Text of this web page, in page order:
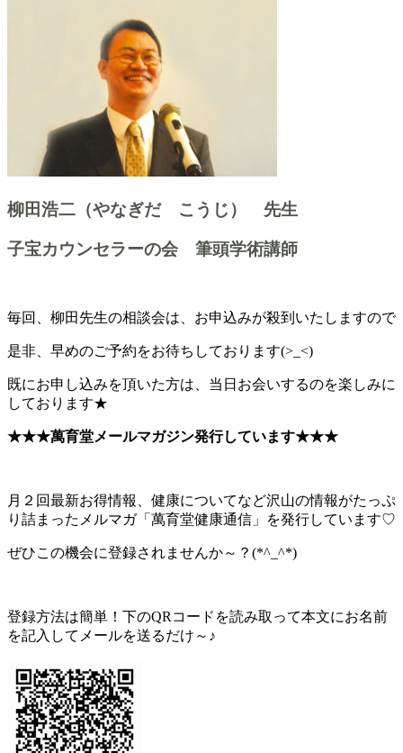
柳田浩二（やなぎだ こうじ） 先生
子宝カウンセラーの会 筆頭学術講師
毎回、柳田先生の相談会は、お申込みが殺到いたしますので
是非、早めのご予約をお待ちしております(>_<)
既にお申し込みを頂いた方は、当日お会いするのを楽しみに
しております★
★★★萬育堂メールマガジン発行しています★★★
月２回最新お得情報、健康についてなど沢山の情報がたっぷ
り詰まったメルマガ「萬育堂健康通信」を発行しています♡
ぜひこの機会に登録されませんか～？(*^_^*)
登録方法は簡単！下のQRコードを読み取って本文にお名前
を記入してメールを送るだけ～♪